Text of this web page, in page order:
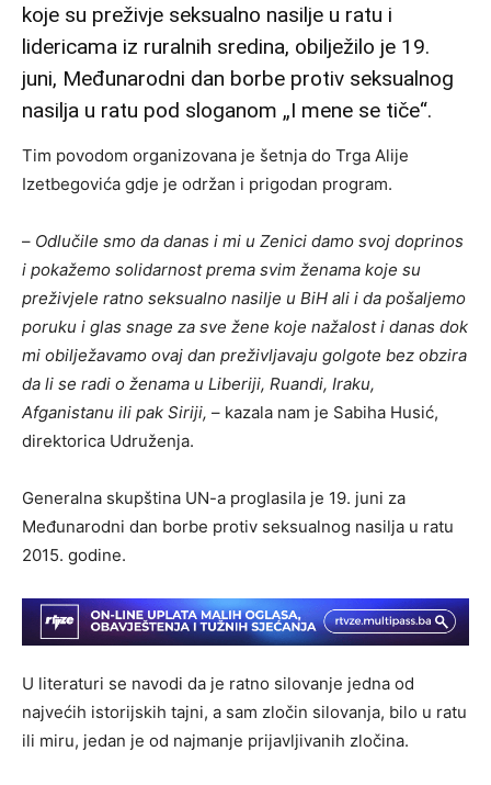
koje su preživje seksualno nasilje u ratu i
lidericama iz ruralnih sredina, obilježilo je 19.
juni, Međunarodni dan borbe protiv seksualnog
nasilja u ratu pod sloganom „I mene se tiče“.
Tim povodom organizovana je šetnja do Trga Alije
Izetbegovića gdje je održan i prigodan program.
– Odlučile smo da danas i mi u Zenici damo svoj doprinos
i pokažemo solidarnost prema svim ženama koje su
preživjele ratno seksualno nasilje u BiH ali i da pošaljemo
poruku i glas snage za sve žene koje nažalost i danas dok
mi obilježavamo ovaj dan preživljavaju golgote bez obzira
da li se radi o ženama u Liberiji, Ruandi, Iraku,
Afganistanu ili pak Siriji, – kazala nam je Sabiha Husić,
direktorica Udruženja.
Generalna skupština UN-a proglasila je 19. juni za
Međunarodni dan borbe protiv seksualnog nasilja u ratu
2015. godine.
U literaturi se navodi da je ratno silovanje jedna od
najvećih istorijskih tajni, a sam zločin silovanja, bilo u ratu
ili miru, jedan je od najmanje prijavljivanih zločina.